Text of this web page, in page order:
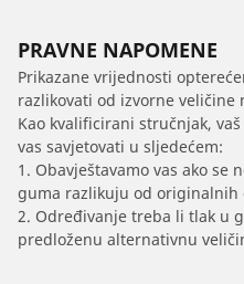
PRAVNE NAPOMENE
Prikazane vrijednosti
razlikovati od izvorne veličine
Kao kvalificirani stručnjak,
vas savjetovati u sljedećem:
1. Obavještavamo vas ako
guma razlikuju od originalnih
2. Određivanje treba li tlak u
predloženu alternativnu